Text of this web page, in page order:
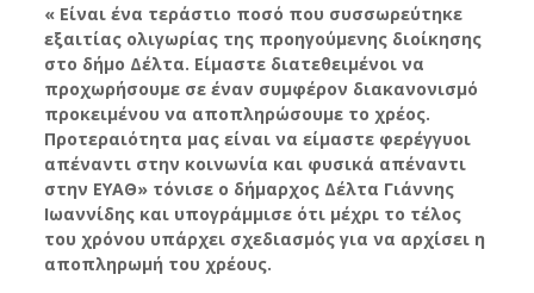
« Είναι ένα τεράστιο ποσό που συσσωρεύτηκε
εξαιτίας ολιγωρίας της προηγούμενης διοίκησης
στο δήμο Δέλτα. Είμαστε διατεθειμένοι να
προχωρήσουμε σε έναν συμφέρον διακανονισμό
προκειμένου να αποπληρώσουμε το χρέος.
Προτεραιότητα μας είναι να είμαστε φερέγγυοι
απέναντι στην κοινωνία και φυσικά απέναντι
στην ΕΥΑΘ» τόνισε ο δήμαρχος Δέλτα Γιάννης
Ιωαννίδης και υπογράμμισε ότι μέχρι το τέλος
του χρόνου υπάρχει σχεδιασμός για να αρχίσει η
αποπληρωμή του χρέους.